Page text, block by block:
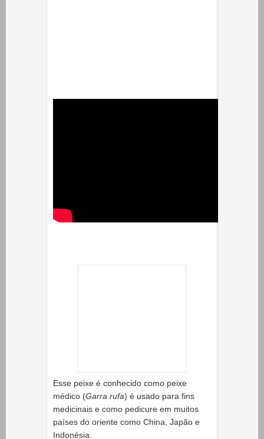
Esse peixe é conhecido como peixe
médico (Garra rufa) é usado para fins
medicinais e como pedicure em muitos
países do oriente como China, Japão e
Indonésia.